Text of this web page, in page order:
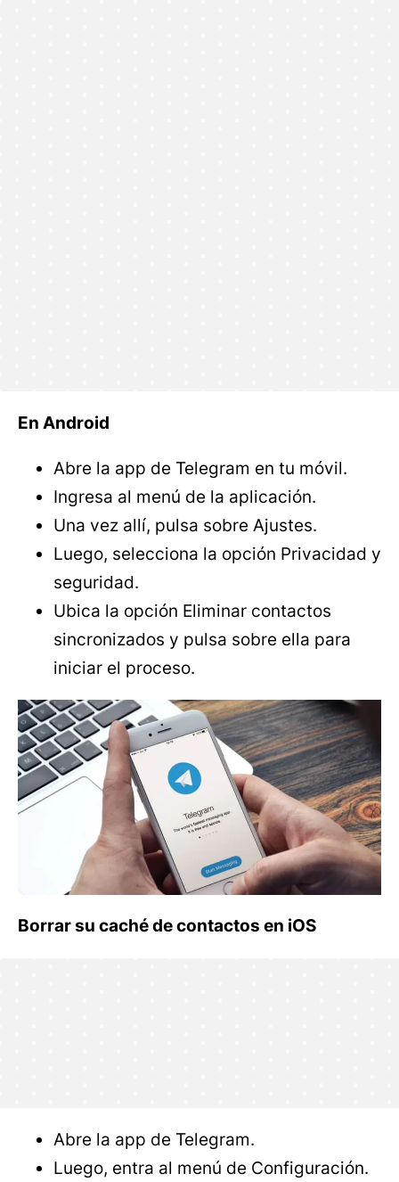
En Android
Abre la app de Telegram en tu móvil.
Ingresa al menú de la aplicación.
Una vez allí, pulsa sobre Ajustes.
Luego, selecciona la opción Privacidad y
seguridad.
Ubica la opción Eliminar contactos
sincronizados y pulsa sobre ella para
iniciar el proceso.
Borrar su caché de contactos en iOS
Abre la app de Telegram.
Luego, entra al menú de Configuración.